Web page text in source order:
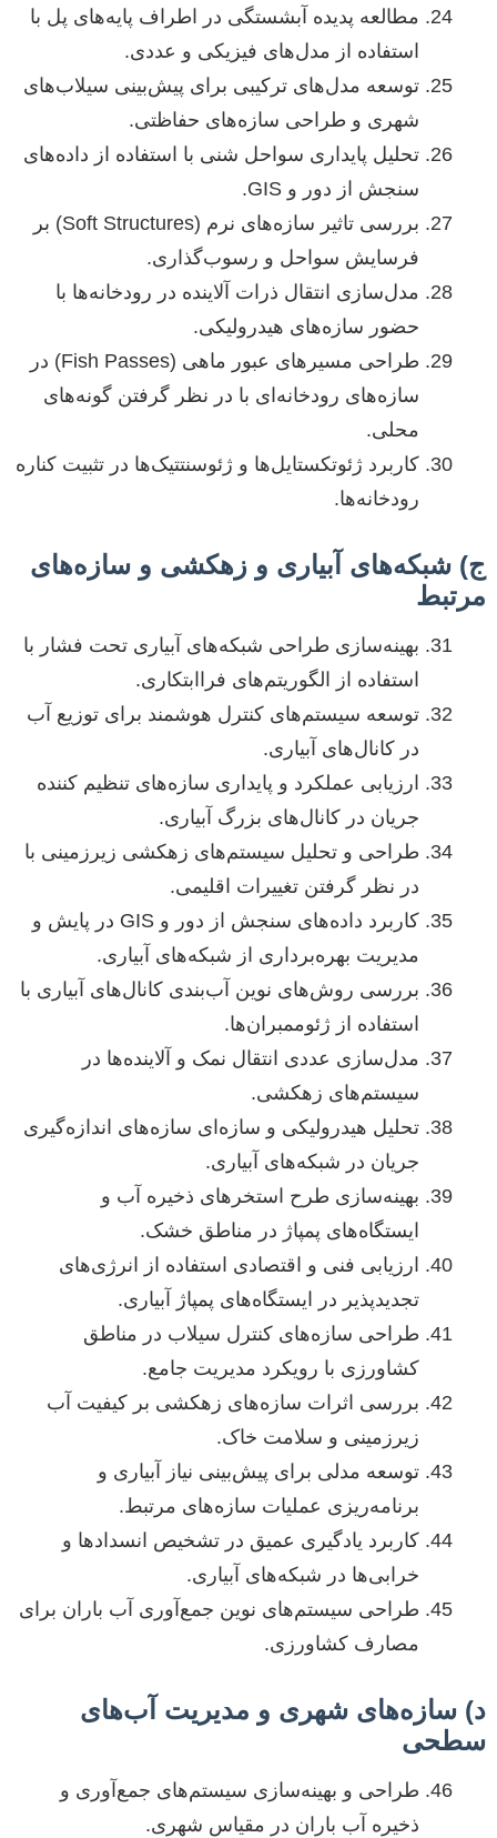
مطالعه پدیده آبشستگی در اطراف پایه‌های پل با
استفاده از مدل‌های فیزیکی و عددی.
توسعه مدل‌های ترکیبی برای پیش‌بینی سیلاب‌های
شهری و طراحی سازه‌های حفاظتی.
تحلیل پایداری سواحل شنی با استفاده از داده‌های
سنجش از دور و GIS.
بررسی تاثیر سازه‌های نرم (Soft Structures) بر
فرسایش سواحل و رسوب‌گذاری.
مدل‌سازی انتقال ذرات آلاینده در رودخانه‌ها با
حضور سازه‌های هیدرولیکی.
طراحی مسیرهای عبور ماهی (Fish Passes) در
سازه‌های رودخانه‌ای با در نظر گرفتن گونه‌های
محلی.
کاربرد ژئوتکستایل‌ها و ژئوسنتتیک‌ها در تثبیت کناره
رودخانه‌ها.
ج) شبکه‌های آبیاری و زهکشی و سازه‌های
مرتبط
بهینه‌سازی طراحی شبکه‌های آبیاری تحت فشار با
استفاده از الگوریتم‌های فراابتکاری.
توسعه سیستم‌های کنترل هوشمند برای توزیع آب
در کانال‌های آبیاری.
ارزیابی عملکرد و پایداری سازه‌های تنظیم کننده
جریان در کانال‌های بزرگ آبیاری.
طراحی و تحلیل سیستم‌های زهکشی زیرزمینی با
در نظر گرفتن تغییرات اقلیمی.
کاربرد داده‌های سنجش از دور و GIS در پایش و
مدیریت بهره‌برداری از شبکه‌های آبیاری.
بررسی روش‌های نوین آب‌بندی کانال‌های آبیاری با
استفاده از ژئوممبران‌ها.
مدل‌سازی عددی انتقال نمک و آلاینده‌ها در
سیستم‌های زهکشی.
تحلیل هیدرولیکی و سازه‌ای سازه‌های اندازه‌گیری
جریان در شبکه‌های آبیاری.
بهینه‌سازی طرح استخرهای ذخیره آب و
ایستگاه‌های پمپاژ در مناطق خشک.
ارزیابی فنی و اقتصادی استفاده از انرژی‌های
تجدیدپذیر در ایستگاه‌های پمپاژ آبیاری.
طراحی سازه‌های کنترل سیلاب در مناطق
کشاورزی با رویکرد مدیریت جامع.
بررسی اثرات سازه‌های زهکشی بر کیفیت آب
زیرزمینی و سلامت خاک.
توسعه مدلی برای پیش‌بینی نیاز آبیاری و
برنامه‌ریزی عملیات سازه‌های مرتبط.
کاربرد یادگیری عمیق در تشخیص انسدادها و
خرابی‌ها در شبکه‌های آبیاری.
طراحی سیستم‌های نوین جمع‌آوری آب باران برای
مصارف کشاورزی.
د) سازه‌های شهری و مدیریت آب‌های
سطحی
طراحی و بهینه‌سازی سیستم‌های جمع‌آوری و
ذخیره آب باران در مقیاس شهری.